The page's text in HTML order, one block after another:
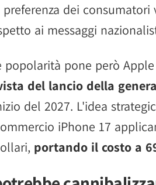
dei consumatori
ai messaggi
popolarità pone però
del lancio della
del 2027. L'idea
iPhone 17
portando il costo a